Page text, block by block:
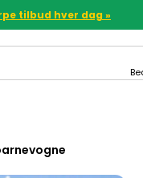
tilbud hver dag »